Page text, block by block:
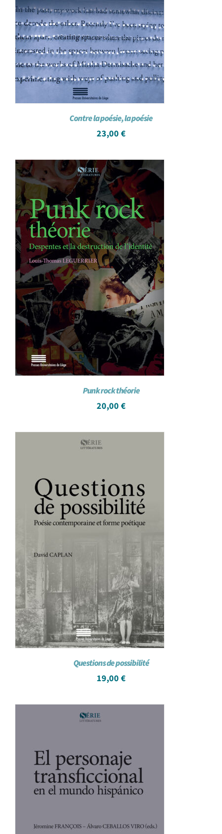
Contre la poésie, la poésie
23,00 €
Punk rock théorie
20,00 €
Questions de possibilité
19,00 €